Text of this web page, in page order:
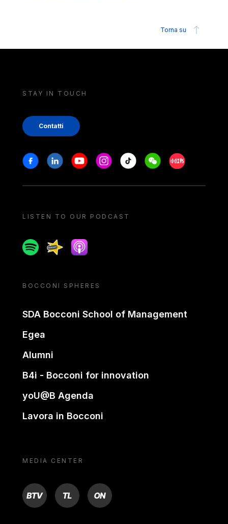
Torna su
STAY IN TOUCH
Contatti
Stay in touch
FacebookLinkedinYoutubeInstagram
Tiktok WeechatXiaohongshu/
LISTEN TO OUR PODCAST
SpotifySpreakerApple podcast
BOCCONI SPHERES
SDA Bocconi School of Management
Egea
Alumni
B4i - Bocconi for innovation
yoU@B Agenda
Lavora in Bocconi
MEDIA CENTER
BTV TL ON